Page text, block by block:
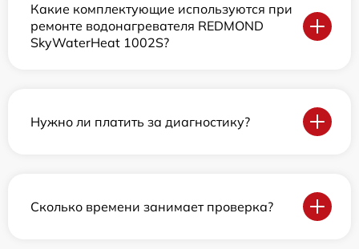
Какие комплектующие используются при
ремонте водонагревателя REDMOND
SkyWaterHeat 1002S?
Нужно ли платить за диагностику?
Сколько времени занимает проверка?